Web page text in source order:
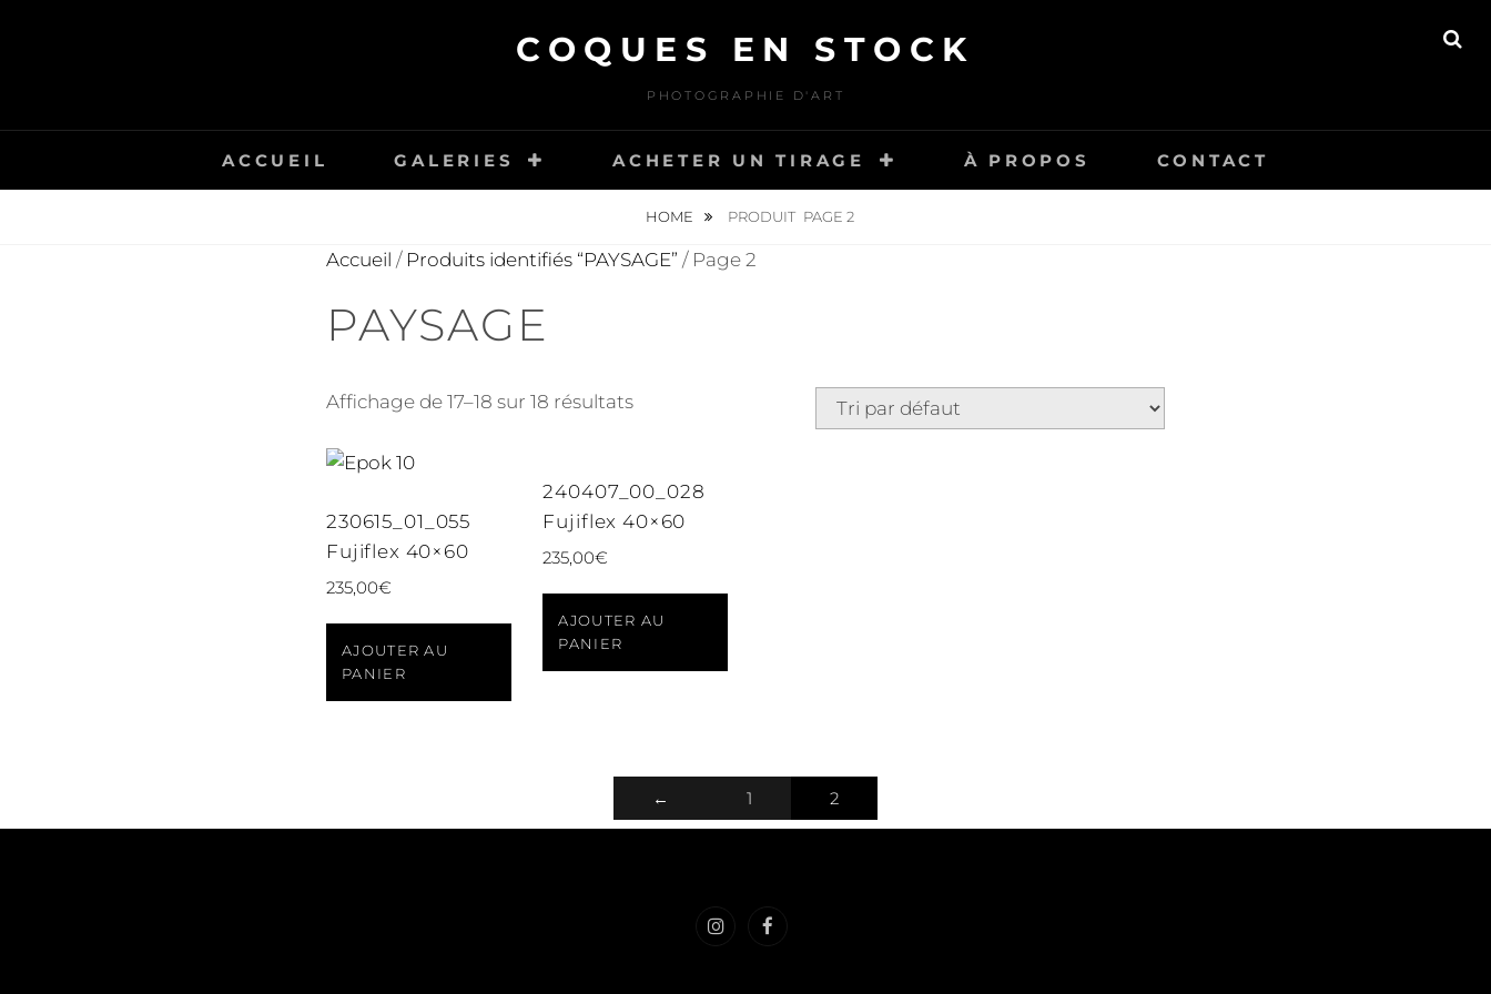
COQUES EN STOCK
PHOTOGRAPHIE D'ART
ACCUEIL GALERIES ACHETER UN TIRAGE À PROPOS CONTACT
HOME PRODUIT PAGE 2
Accueil / Produits identifiés “PAYSAGE” / Page 2
PAYSAGE
Affichage de 17–18 sur 18 résultats
230615_01_055
Fujiflex 40×60
235,00€
AJOUTER AU
PANIER
240407_00_028
Fujiflex 40×60
235,00€
AJOUTER AU
PANIER
← 1 2